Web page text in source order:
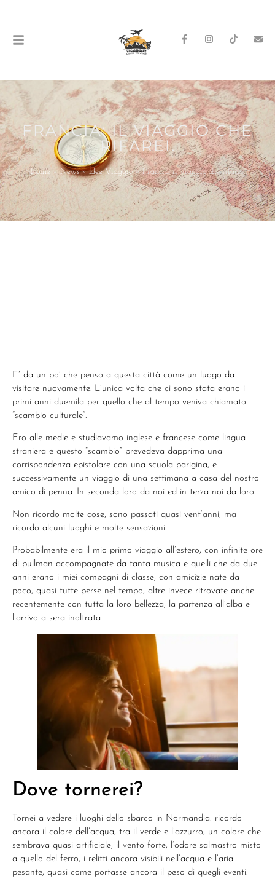
FRANCIA: IL VIAGGIO CHE
RIFAREI.
Home»News»Idee Viaggio»Francia: il viaggio che rifarei.
E’ da un po’ che penso a questa città come un luogo da
visitare nuovamente. L’unica volta che ci sono stata erano i
primi anni duemila per quello che al tempo veniva chiamato
“scambio culturale”.
Ero alle medie e studiavamo inglese e francese come lingua
straniera e questo “scambio” prevedeva dapprima una
corrispondenza epistolare con una scuola parigina, e
successivamente un viaggio di una settimana a casa del nostro
amico di penna. In seconda loro da noi ed in terza noi da loro.
Non ricordo molte cose, sono passati quasi vent’anni, ma
ricordo alcuni luoghi e molte sensazioni.
Probabilmente era il mio primo viaggio all’estero, con infinite ore
di pullman accompagnate da tanta musica e quelli che da due
anni erano i miei compagni di classe, con amicizie nate da
poco, quasi tutte perse nel tempo, altre invece ritrovate anche
recentemente con tutta la loro bellezza, la partenza all’alba e
l’arrivo a sera inoltrata.
Dove tornerei?
Tornei a vedere i luoghi dello sbarco in Normandia: ricordo
ancora il colore dell’acqua, tra il verde e l’azzurro, un colore che
sembrava quasi artificiale, il vento forte, l’odore salmastro misto
a quello del ferro, i relitti ancora visibili nell’acqua e l’aria
pesante, quasi come portasse ancora il peso di quegli eventi.